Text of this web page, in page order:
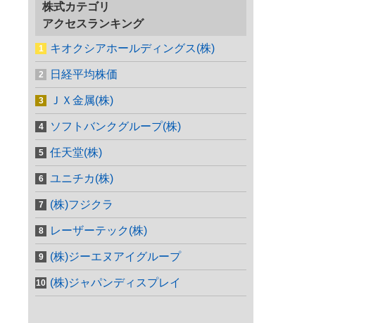
株式カテゴリ
アクセスランキング
キオクシアホールディングス(株)
日経平均株価
ＪＸ金属(株)
ソフトバンクグループ(株)
任天堂(株)
ユニチカ(株)
(株)フジクラ
レーザーテック(株)
(株)ジーエヌアイグループ
(株)ジャパンディスプレイ